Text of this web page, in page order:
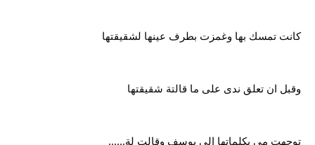
كانت تمسك بها وغمزت بطرف عينها لشقيقتها
وقبل ان تعلق ندى على ما قالتة شقيقتها
توجهت مى بكلماتها الى يوسف وقالت لة......